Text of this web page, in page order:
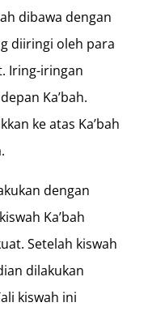
dibawa dengan
diiringi oleh para
Iring-iringan
Ka’bah.
ke atas Ka’bah
dengan
Ka’bah
Setelah kiswah
dilakukan
kiswah ini